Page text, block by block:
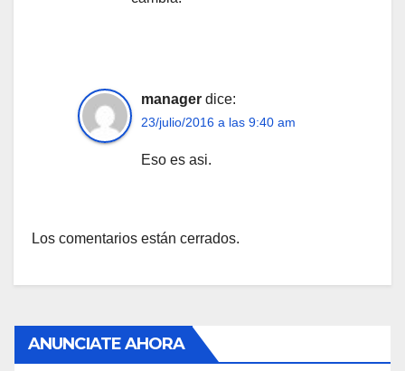
manager dice:
23/julio/2016 a las 9:40 am
Eso es asi.
Los comentarios están cerrados.
ANUNCIATE AHORA